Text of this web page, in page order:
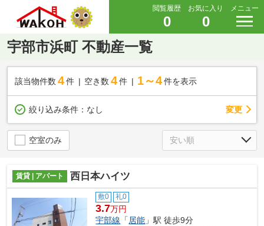
閲覧履歴
0
お気に入り
0
メニュー
宇部市浜町 不動産一覧
該当物件数 4件 空き数 4 件 1～4 件を表示
絞り込み条件： なし 変更
空室のみ
賃貸 | アパート 西日本ハイツ
敷0 礼0
3.7万円
宇部線 「居能 」駅 徒歩9分